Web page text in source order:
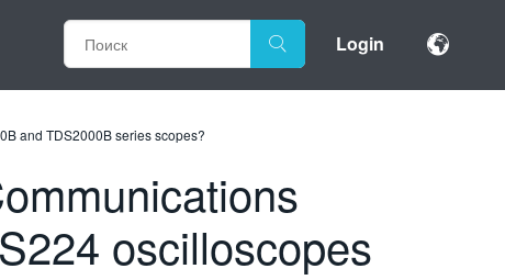
Login
and TDS2000B series scopes?
oscilloscopes